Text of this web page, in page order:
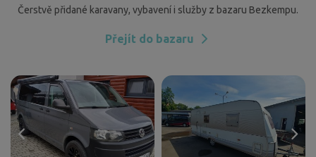
Čerstvě přidané karavany, vybavení i služby z bazaru Bezkempu.
Přejít do bazaru